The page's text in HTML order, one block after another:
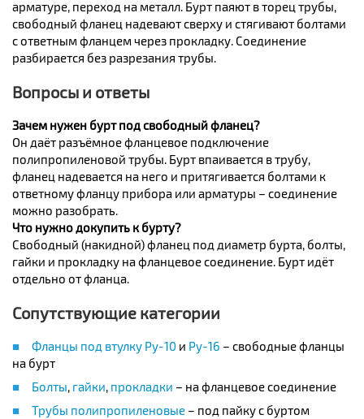
арматуре, переход на металл. Бурт паяют в торец трубы,
свободный фланец надевают сверху и стягивают болтами
с ответным фланцем через прокладку. Соединение
разбирается без разрезания трубы.
Вопросы и ответы
Зачем нужен бурт под свободный фланец?
Он даёт разъёмное фланцевое подключение
полипропиленовой трубы. Бурт впаивается в трубу,
фланец надевается на него и притягивается болтами к
ответному фланцу прибора или арматуры – соединение
можно разобрать.
Что нужно докупить к бурту?
Свободный (накидной) фланец под диаметр бурта, болты,
гайки и прокладку на фланцевое соединение. Бурт идёт
отдельно от фланца.
Сопутствующие категории
Фланцы под втулку Ру-10 и Ру-16 – свободные фланцы
на бурт
Болты, гайки, прокладки – на фланцевое соединение
Трубы полипропиленовые – под пайку с буртом